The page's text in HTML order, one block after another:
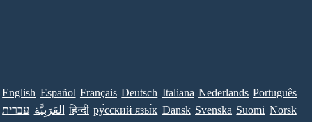
English Español Français Deutsch Italiana Nederlands Português
עברית العَرَبِيَّة हिन्दी ру́сский язы́к Dansk Svenska Suomi Norsk